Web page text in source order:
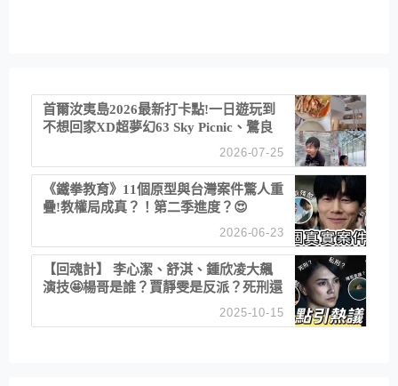
首爾汝夷島2026最新打卡點!一日遊玩到
不想回家XD超夢幻63 Sky Picnic、鷺良
津帝王蟹大餐、《淚之女王》拍攝地、漢
2026-07-25
《鐵拳教育》11個原型與台灣案件驚人重
疊!教權局成真？！第二季進度？😍
2026-06-23
【回魂計】 李心潔、舒淇、鍾欣凌大飆
演技🤩楊哥是誰？賈靜雯是反派？死刑還
2025-10-15